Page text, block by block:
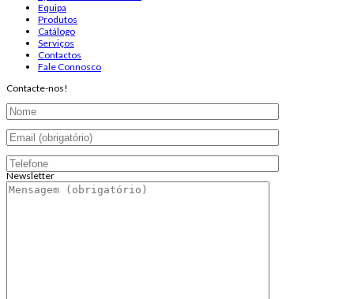
Equipa
Produtos
Catálogo
Serviços
Contactos
Fale Connosco
Contacte-nos!
Newsletter
Endereço de email: